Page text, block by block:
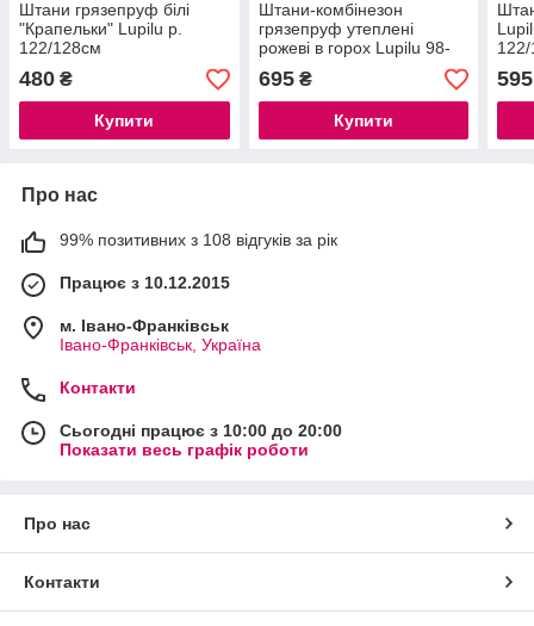
Штани грязепруф білі
"Крапельки" Lupilu р.
122/128см
480 ₴
Купити
Штани-комбінезон
грязепруф утеплені
рожеві в горох Lupilu 98-
104см
695₴
Купити
595
Про нас
99% позитивних з 108 відгуків за рік
Працює з 10.12.2015
м. Івано-Франківськ
Івано-Франківськ, Україна
Контакти
Сьогодні працює з 10:00 до 20:00
Показати весь графік роботи
Про нас
Контакти